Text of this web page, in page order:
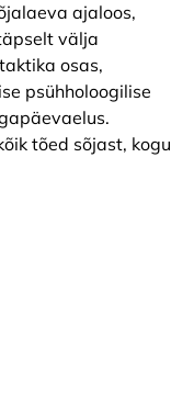
ajaloos,
välja
osas,
psühholoogilise
tõed sõjast, kogu